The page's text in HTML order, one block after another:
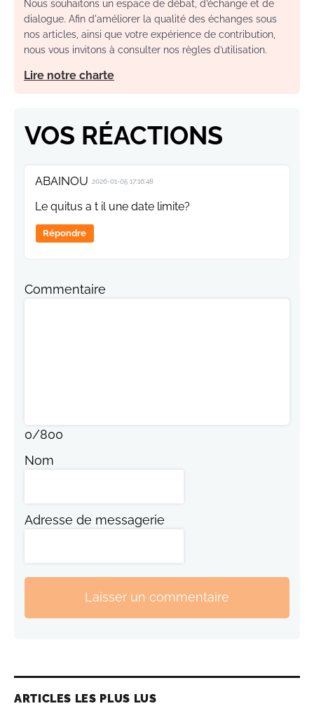
Nous souhaitons un espace de débat, d’échange et de
dialogue. Afin d'améliorer la qualité des échanges sous
nos articles, ainsi que votre expérience de contribution,
nous vous invitons à consulter nos règles d’utilisation.
Lire notre charte
VOS RÉACTIONS
ABAINOU 2026-01-05 17:16:48
Le quitus a t il une date limite?
Répondre
Commentaire
0/800
Nom
Adresse de messagerie
Laisser un commentaire
ARTICLES LES PLUS LUS